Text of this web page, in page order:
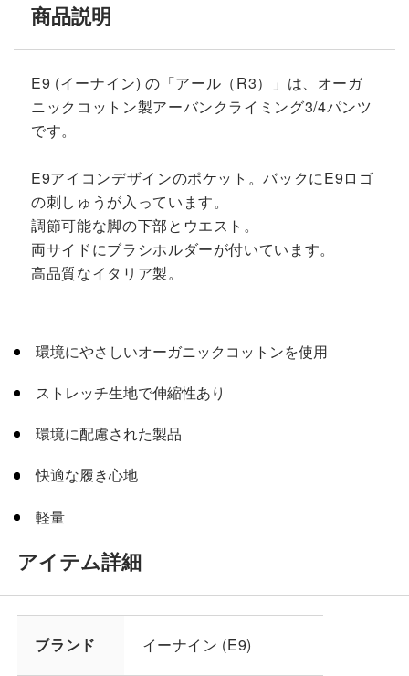
商品説明
E9 (イーナイン) の「アール（R3）」は、オーガ
ニックコットン製アーバンクライミング3/4パンツ
です。
E9アイコンデザインのポケット。バックにE9ロゴ
の刺しゅうが入っています。
調節可能な脚の下部とウエスト。
両サイドにブラシホルダーが付いています。
高品質なイタリア製。
環境にやさしいオーガニックコットンを使用
ストレッチ生地で伸縮性あり
環境に配慮された製品
快適な履き心地
軽量
アイテム詳細
ブランド イーナイン (E9)